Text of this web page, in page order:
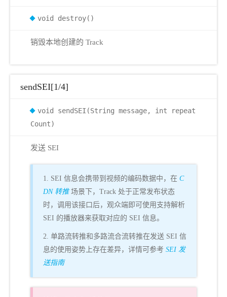
void destroy()
销毁本地创建的 Track
sendSEI[1/4]
void sendSEI(String message, int repeat
Count)
发送 SEI
1. SEI 信息会携带到视频的编码数据中，在 C
DN 转推场景下，Track 处于正常发布状态
时，调用该接口后，观众端即可使用支持解析
SEI 的播放器来获取对应的 SEI 信息。
2. 单路流转推和多路流合流转推在发送 SEI 信
息的使用姿势上存在差异，详情可参考 SEI 发
送指南